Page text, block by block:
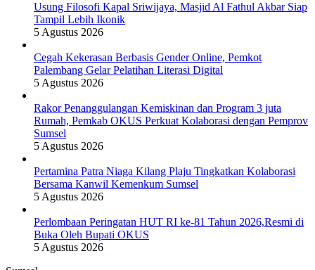
Usung Filosofi Kapal Sriwijaya, Masjid Al Fathul Akbar Siap
Tampil Lebih Ikonik
5 Agustus 2026
Cegah Kekerasan Berbasis Gender Online, Pemkot
Palembang Gelar Pelatihan Literasi Digital
5 Agustus 2026
Rakor Penanggulangan Kemiskinan dan Program 3 juta
Rumah, Pemkab OKUS Perkuat Kolaborasi dengan Pemprov
Sumsel
5 Agustus 2026
Pertamina Patra Niaga Kilang Plaju Tingkatkan Kolaborasi
Bersama Kanwil Kemenkum Sumsel
5 Agustus 2026
Perlombaan Peringatan HUT RI ke-81 Tahun 2026,Resmi di
Buka Oleh Bupati OKUS
5 Agustus 2026